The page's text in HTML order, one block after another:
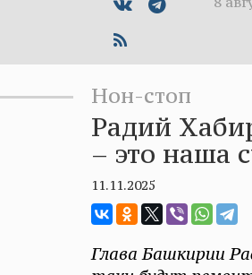
Нон-стоп
Радий
– это наша
11.11.2025
Глава Башкирии